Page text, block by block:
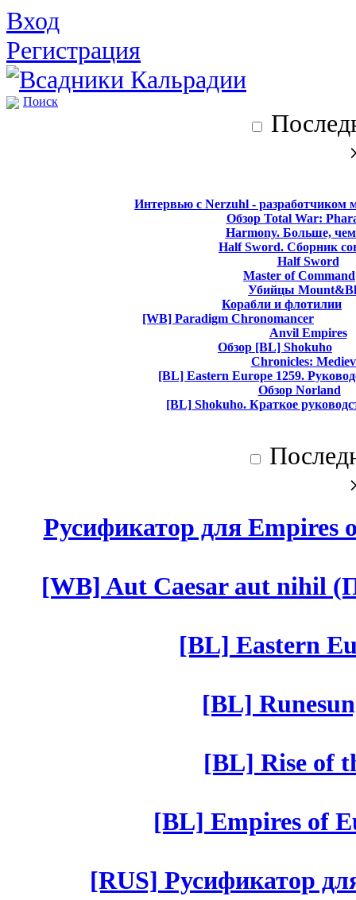
Вход
Регистрация
Поиск
Интервью с Nerzuhl - разработчиком
Обзор Total War:
Harmony. Больше,
Half Sword. Сборник
Half Sword
Master of Command
Убийцы
Корабли и флотилии
[WB] Paradigm Chronomancer
Anvil Empires
Обзор [BL] Shokuho
Chronicles:
[BL] Eastern Europe 1259.
Обзор Norland
[BL] Shokuho. Краткое
Русификатор для Empires
[WB] Aut Caesar aut nihil
[BL] Eastern
[BL]
[BL] Rise of
[BL] Empires of
[RUS] Русификатор